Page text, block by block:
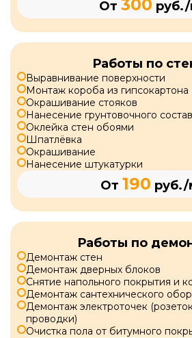
От 300
Работы по
Выравнивание поверхности
Монтаж короба из гипсокартона
Окрашивание стояков
Нанесение грунтовочного
Оклейка стен обоями
Шпатлёвка
Окрашивание
Нанесение штукатурки
От 190 руб./
Работы по
Демонтаж стен
Демонтаж дверных блоков
Снятие напольного покрытия и
Демонтаж сантехнического
Демонтаж электроточек
проводки)
Очистка пола от битумного